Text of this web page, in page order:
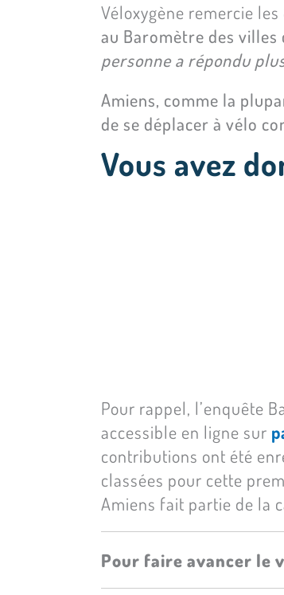
Véloxygène remercie les
au Baromètre des
personne a répondu
Amiens, comme la
de se déplacer à vélo
Vous avez
Pour rappel, l’enquête
accessible en ligne sur
contributions ont été
classées pour cette
Amiens fait partie de la
Pour faire avancer le